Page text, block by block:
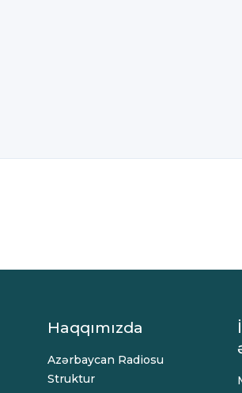
Haqqımızda
Azərbaycan Radiosu
Struktur